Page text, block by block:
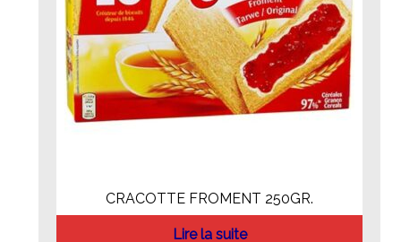
CRACOTTE FROMENT 250GR.
Lire la suite